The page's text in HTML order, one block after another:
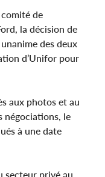
comité de
la décision de
des deux
d’Unifor pour
aux photos et au
négociations, le
à une date
secteur privé au